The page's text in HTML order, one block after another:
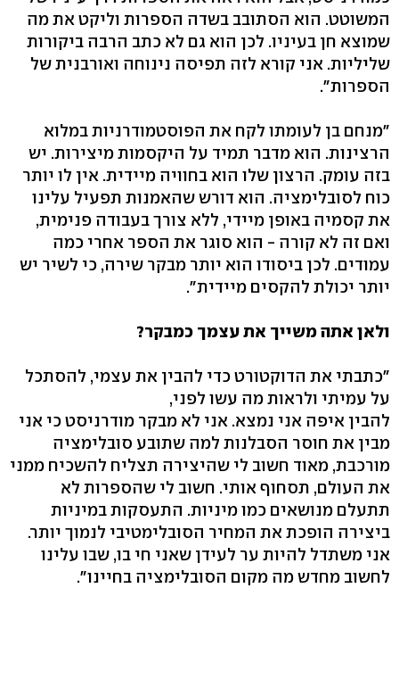
המשוטט. הוא הסתובב בשדה הספרות וליקט את מה
שמוצא חן בעיניו. לכן הוא גם לא כתב הרבה ביקורות
שליליות. אני קורא לזה תפיסה נינוחה ואורבנית של
הספרות".
"מנחם בן לעומתו לקח את הפוסטמודרניות במלוא
הרצינות. הוא מדבר תמיד על היקסמות מיצירות. יש
בזה עומק. הרצון שלו הוא בחוויה מיידית. אין לו יותר
כוח לסובלימציה. הוא דורש שהאמנות תפעיל עלינו
את קסמיה באופן מיידי, ללא צורך בעבודה פנימית,
ואם זה לא קורה - הוא סוגר את הספר אחרי כמה
עמודים. לכן ביסודו הוא יותר מבקר שירה, כי לשיר יש
יותר יכולת להקסים מיידית".
ולאן אתה משייך את עצמך כמבקר?
"כתבתי את הדוקטורט כדי להבין את עצמי, להסתכל
על עמיתי ולראות מה עשו לפני,
להבין איפה אני נמצא. אני לא מבקר מודרניסט כי אני
מבין את חוסר הסבלנות למה שתובע סובלימציה
מורכבת, מאוד חשוב לי שהיצירה תצליח להשכיח ממני
את העולם, תסחוף אותי. חשוב לי שהספרות לא
תתעלם מנושאים כמו מיניות. התעסקות במיניות
ביצירה הופכת את המחיר הסובלימטיבי לנמוך יותר.
אני משתדל להיות ער לעידן שאני חי בו, שבו עלינו
לחשוב מחדש מה מקום הסובלימציה בחיינו".